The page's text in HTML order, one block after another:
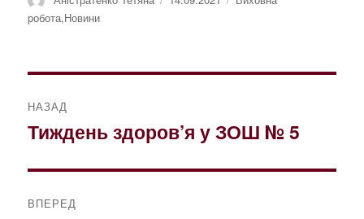
робота,Новини
записів
НАЗАД
Попередній
Тиждень здоров’я у ЗОШ № 5
ВПЕРЕД